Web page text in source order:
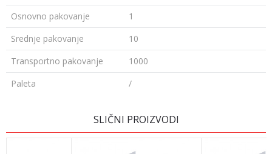
Osnovno pakovanje
1
Srednje pakovanje
10
Transportno pakovanje
1000
Paleta
/
SLIČNI PROIZVODI